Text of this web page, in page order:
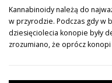
Kannabinoidy należą do
w przyrodzie. Podczas gdy w
dziesięciolecia konopie były
zrozumiano, że oprócz